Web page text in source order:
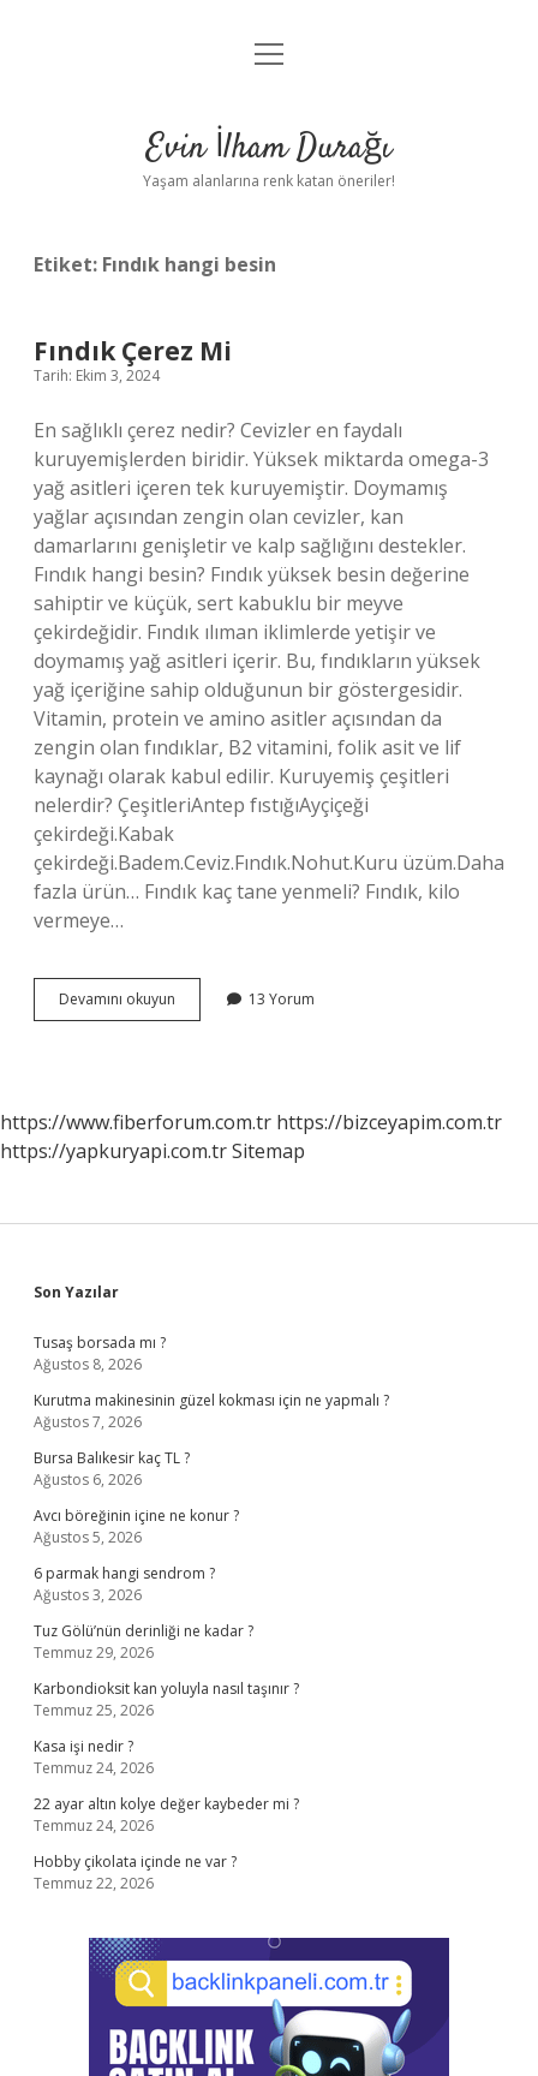
Anasayfa
Yasal Uyarı
menüyü
Evin İlham Durağı
Yaşam alanlarına renk katan öneriler!
Etiket: Fındık hangi besin
Fındık Çerez Mi
Tarih: Ekim 3, 2024
En sağlıklı çerez nedir? Cevizler en faydalı
kuruyemişlerden biridir. Yüksek miktarda omega-3
yağ asitleri içeren tek kuruyemiştir. Doymamış
yağlar açısından zengin olan cevizler, kan
damarlarını genişletir ve kalp sağlığını destekler.
Fındık hangi besin? Fındık yüksek besin değerine
sahiptir ve küçük, sert kabuklu bir meyve
çekirdeğidir. Fındık ılıman iklimlerde yetişir ve
doymamış yağ asitleri içerir. Bu, fındıkların yüksek
yağ içeriğine sahip olduğunun bir göstergesidir.
Vitamin, protein ve amino asitler açısından da
zengin olan fındıklar, B2 vitamini, folik asit ve lif
kaynağı olarak kabul edilir. Kuruyemiş çeşitleri
nelerdir? ÇeşitleriAntep fıstığıAyçiçeği
çekirdeği.Kabak
çekirdeği.Badem.Ceviz.Fındık.Nohut.Kuru üzüm.Daha
fazla ürün… Fındık kaç tane yenmeli? Fındık, kilo
vermeye…
Devamını okuyun
Çerez
13 Yorum
https://www.fiberforum.com.tr https://bizceyapim.com.tr
https://yapkuryapi.com.trSitemap
Sidebar
Son Yazılar
Tusaş borsada mı ?
Ağustos 8, 2026
Kurutma makinesinin güzel kokması için ne yapmalı ?
Ağustos 7, 2026
Bursa Balıkesir kaç TL ?
Ağustos 6, 2026
Avcı böreğinin içine ne konur ?
Ağustos 5, 2026
6 parmak hangi sendrom ?
Ağustos 3, 2026
Tuz Gölü’nün derinliği ne kadar ?
Temmuz 29, 2026
Karbondioksit kan yoluyla nasıl taşınır ?
Temmuz 25, 2026
Kasa işi nedir ?
Temmuz 24, 2026
22 ayar altın kolye değer kaybeder mi ?
Temmuz 24, 2026
Hobby çikolata içinde ne var ?
Temmuz 22, 2026